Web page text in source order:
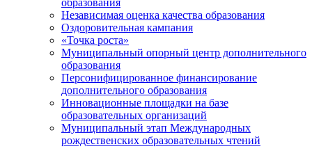
образования
Независимая оценка качества образования
Оздоровительная кампания
«Точка роста»
Муниципальный опорный центр дополнительного
образования
Персонифицированное финансирование
дополнительного образования
Инновационные площадки на базе
образовательных организаций
Муниципальный этап Международных
рождественских образовательных чтений